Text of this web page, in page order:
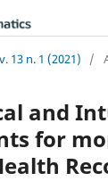
v. 13 n. 1 (2021) /
and
for